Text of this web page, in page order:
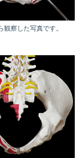
観察した写真です。